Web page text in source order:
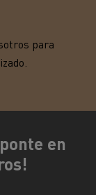
para
en